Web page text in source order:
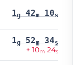
1g 42m 10s
1g 52m 34s
+ 10m 24s